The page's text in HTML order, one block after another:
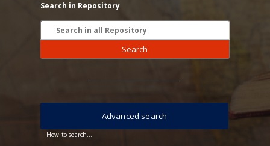
Search in Repository
Search
How to search...
Advanced search